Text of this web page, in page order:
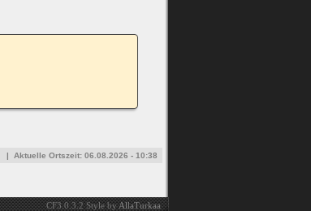
| Aktuelle Ortszeit: 06.08.2026 - 10:38
CF3.0.3.2 Style byAllaTurkaa